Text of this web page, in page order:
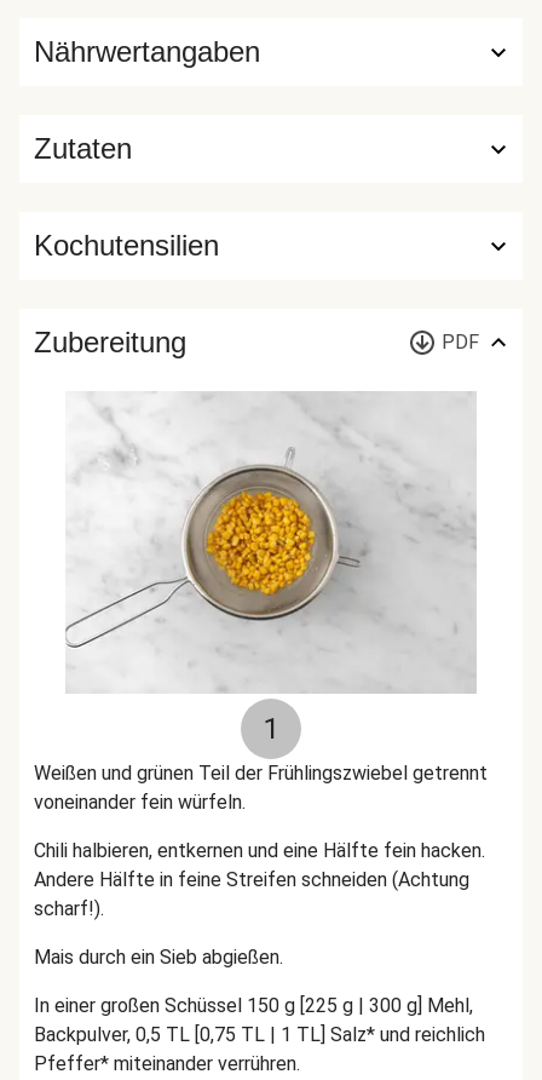
Zutaten
Nährwertangaben
Kochutensilien
Zubereitung PDF
1
Weißen und grünen Teil der Frühlingszwiebel getrennt
voneinander fein würfeln.
Chili halbieren, entkernen und eine Hälfte fein hacken.
Andere Hälfte in feine Streifen schneiden (Achtung
scharf!).
Mais durch ein Sieb abgießen.
In einer großen Schüssel 150 g [225 g | 300 g] Mehl,
Backpulver, 0,5 TL [0,75 TL | 1 TL] Salz* und reichlich
Pfeffer* miteinander verrühren.